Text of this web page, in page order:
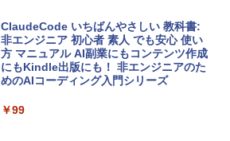
￥2,952
HP ノートパソコン 15-fd 15.6インチ 16
GBメモリ 512GB SSD インテル Core 5
￥140,131
Robloxギフトカード - 1000 Robux 【限
定バーチャルアイテムを含む】 【オンラ
インゲームコード】 ロブロックス |オン
ClaudeCode いちばんやさしい 教科書:
非エンジニア 初心者 素人 でも安心 使い
方 マニュアル AI副業にもコンテンツ作成
にもKindle出版にも！ 非エンジニアのた
めのAIコーディング入門シリーズ
￥99